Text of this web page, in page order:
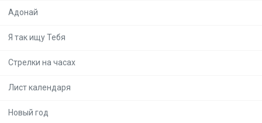
Адонай
Я так ищу Тебя
Стрелки на часах
Лист календаря
Новый год